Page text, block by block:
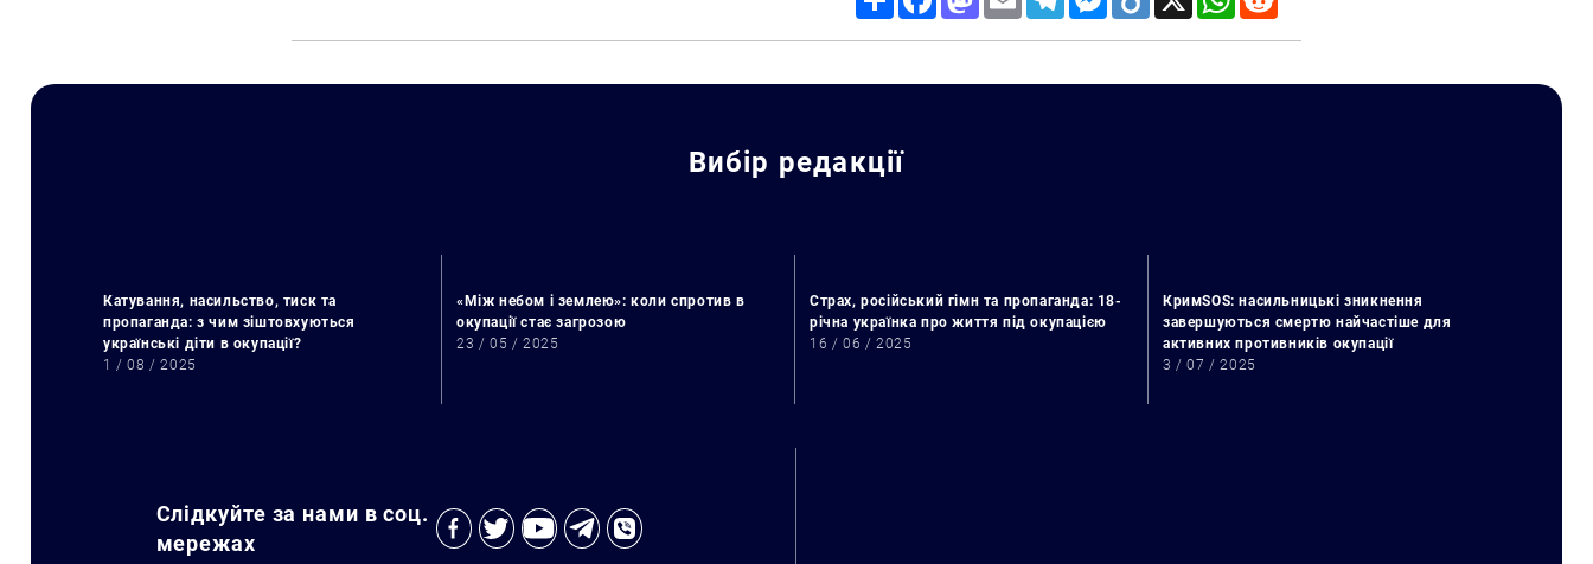
Пошук за запитом:
Вибір редакції
Катування, насильство, тиск та
пропаганда: з чим зіштовхуються
українські діти в окупації?
1 / 08 / 2025
«Між небом і землею»: коли спротив в
окупації стає загрозою
23 / 05 / 2025
Страх, російський гімн та пропаганда: 18-
річна українка про життя під окупацією
16 / 06 / 2025
КримSOS: насильницькі зникнення
завершуються смертю найчастіше для
активних противників окупації
3 / 07 / 2025
Слідкуйте за нами в соц.
мережах